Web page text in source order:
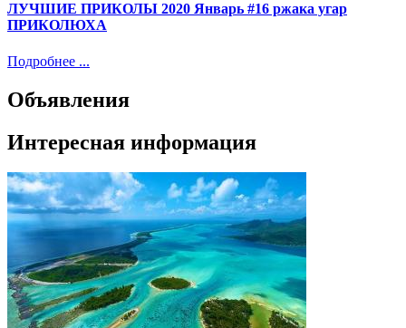
ЛУЧШИЕ ПРИКОЛЫ 2020 Январь #16 ржака угар
ПРИКОЛЮХА
Подробнее ...
Объявления
Интересная информация